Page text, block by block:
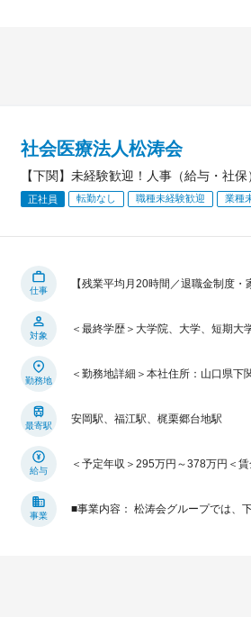
社会医療法人松涛会
【下関】未経験歓迎！人事（給与・社
正社員 転勤なし 職種未経験歓迎 業種
仕事
【残業平均月20時間／退職金制度
対象
＜最終学歴＞大学院、大学、短期大
勤務地
＜勤務地詳細＞本社住所：山口県
最寄駅
安岡駅、福江駅、梶栗郷台地駅
給与
＜予定年収＞295万円～378万円＜
事業
■事業内容： 松涛会グループでは、